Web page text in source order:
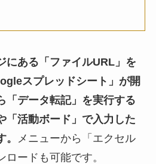
にある「ファイルURL」を
スプレッドシート」が開
「データ転記」を実行する
「活動ボード」で入力した
メニューから「エクセル
ードも可能です。